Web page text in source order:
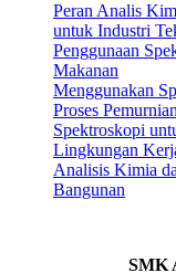
Peran Analis
untuk Industri
Penggunaan
Makanan
Menggunakan
Proses Pemurnian
Spektroskopi
Lingkungan
Analisis Kimia
Bangunan
SMK